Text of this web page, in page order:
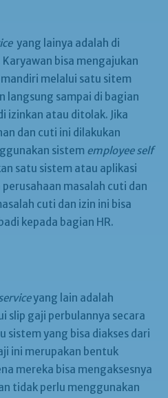
yang lainya adalah di
bisa mengajukan
melalui satu sitem
langsung sampai di bagian
izinkan atau ditolak. Jika
dan cuti ini dilakukan
sistem employee self
satu sistem atau aplikasi
masalah cuti dan
cuti dan izin ini bisa
kepada bagian HR.
yang lain adalah
slip gaji perbulannya secara
sistem yang bisa diakses dari
ini merupakan bentuk
mereka bisa mengaksesnya
tidak perlu menggunakan